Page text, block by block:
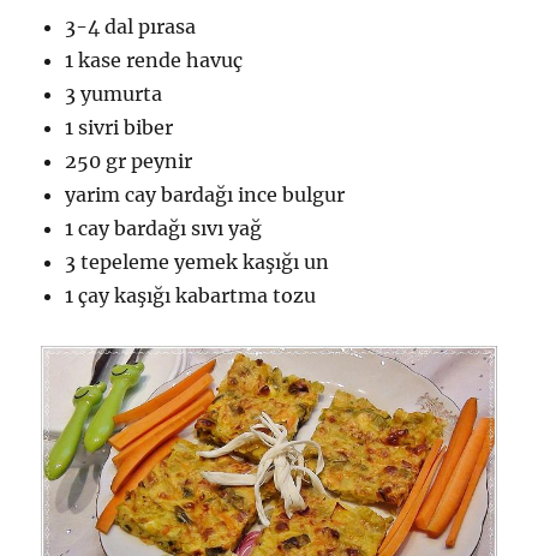
3-4 dal pırasa
1 kase rende havuç
3 yumurta
1 sivri biber
250 gr peynir
yarim cay bardağı ince bulgur
1 cay bardağı sıvı yağ
3 tepeleme yemek kaşığı un
1 çay kaşığı kabartma tozu